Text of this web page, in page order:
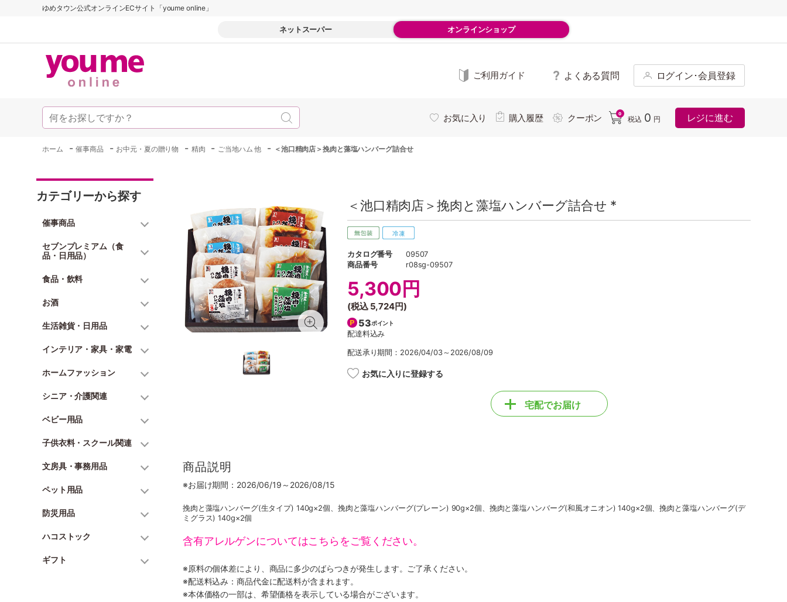
ゆめタウン公式オンラインECサイト「youme online」
ネットスーパー オンラインショップ
ご利用ガイド よくある質問 ログイン･会員登録
お気に入り 購入履歴 クーポン 0
税込 0 円 レジに進む
ホーム -催事商品 - お中元・夏の贈り物 - 精肉 - ご当地ハム 他 - ＜池口精肉店＞挽肉と藻塩ハンバーグ詰合せ
カテゴリーから探す
催事商品
セブンプレミアム（食
品・日用品）
食品・飲料
お酒
生活雑貨・日用品
インテリア・家具・家電
ホームファッション
シニア・介護関連
ベビー用品
子供衣料・スクール関連
文房具・事務用品
ペット用品
防災用品
ハコストック
ギフト
＜池口精肉店＞挽肉と藻塩ハンバーグ詰合せ *
カタログ番号
09507
商品番号
r08sg-09507
5,300円
(税込 5,724円)
53ポイント
配達料込み
配送承り期間：2026/04/03～2026/08/09
お気に入りに登録する
宅配でお届け
商品説明
※お届け期間：2026/06/19～2026/08/15
挽肉と藻塩ハンバーグ(生タイプ) 140g×2個、挽肉と藻塩ハンバーグ(プレーン) 90g×2個、挽肉と藻塩ハンバーグ(和風オニオン) 140g×2個、挽肉と藻塩ハンバーグ(デ
ミグラス) 140g×2個
含有アレルゲンについてはこちらをご覧ください。
※原料の個体差により、商品に多少のばらつきが発生します。ご了承ください。
※配送料込み：商品代金に配送料が含まれます。
※本体価格の一部は、希望価格を表示している場合がございます。